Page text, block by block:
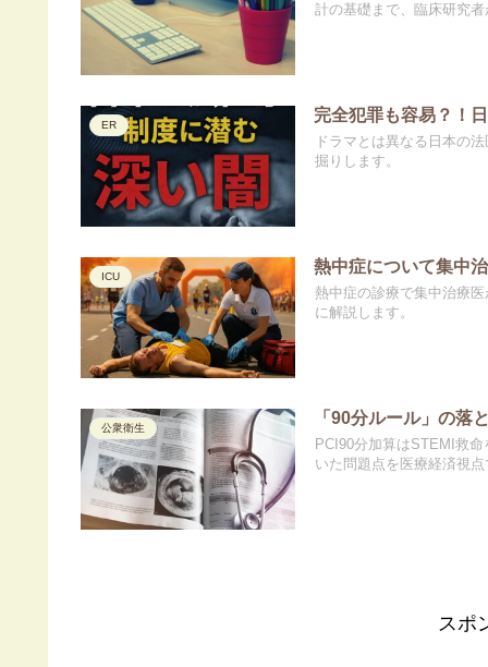
計の基礎まで、臨床研究者
ER
完全犯罪も容易？！
ドラマとは異なる日本の
掘りします。
ICU
熱中症について集中
熱中症の診療で集中治療
に解説します。
公衆衛生
「90分ルール」の落
PCI90分加算はSTEMI救
いた問題点を医療経済視点
スポ